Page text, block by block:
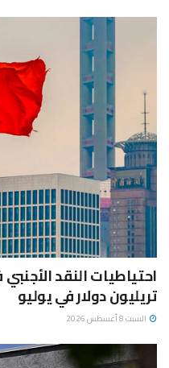
تريليون دولار في يوليو
السبت 8 أغسطس 2026